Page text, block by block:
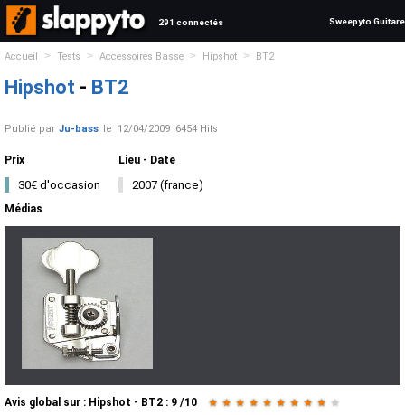
291 connectés Sweepyto Guitare
Accueil > Tests > Accessoires Basse > Hipshot > BT2
Hipshot - BT2
Publié par Ju-bass le 12/04/2009 6454 Hits
Prix
30€ d'occasion
Lieu - Date
2007 (france)
Médias
Avis global sur : Hipshot - BT2 : 9 /10 ★ ★ ★ ★ ★ ★ ★ ★ ★ ★